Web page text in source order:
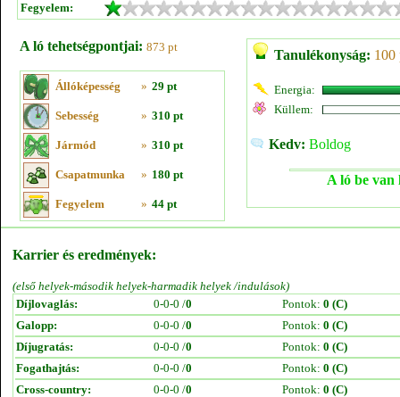
Fegyelem:
A ló tehetségpontjai: 873 pt
Állóképesség » 29 pt
Sebesség » 310 pt
Jármód » 310 pt
Csapatmunka » 180 pt
Fegyelem » 44 pt
Tanulékonyság: 100
Energia:
Küllem:
Kedv: Boldog
A ló be van
Karrier és eredmények:
(első helyek-második helyek-harmadik helyek /indulások)
Díjlovaglás:
0-0-0 /0 Pontok: 0 (C)
Galopp:
0-0-0 /0 Pontok: 0 (C)
Díjugratás:
0-0-0 /0 Pontok: 0 (C)
Fogathajtás:
0-0-0 /0 Pontok: 0 (C)
Cross-country:
0-0-0 /0 Pontok: 0 (C)